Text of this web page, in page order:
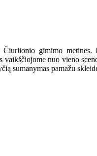
gimimo metines.
nuo vieno
sumanymas pamažu